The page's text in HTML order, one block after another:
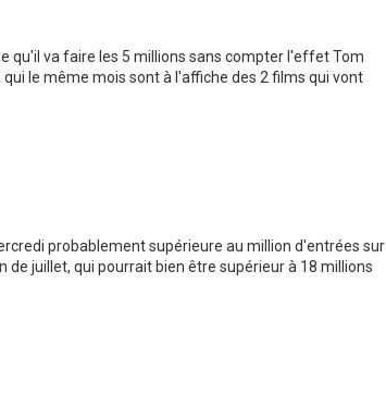
qu'il va faire les 5 millions sans compter l'effet Tom
le même mois sont à l'affiche des 2 films qui vont
probablement supérieure au million d'entrées sur
juillet, qui pourrait bien être supérieur à 18 millions